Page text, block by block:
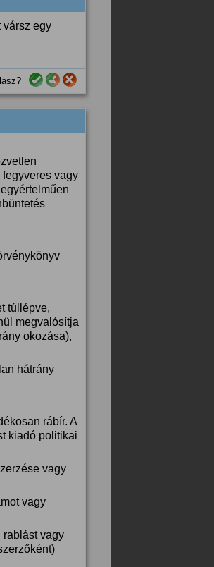
vársz egy
vagy
túllépve,
megvalósítja
okozása),
hátrány
rábír. A
kiadó politikai
vagy
vagy
rablást vagy